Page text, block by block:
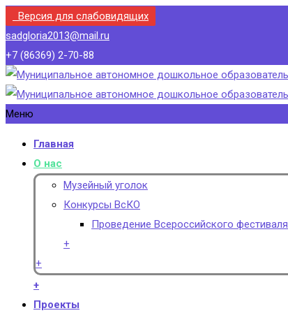
Версия для слабовидящих
sadgloria2013@mail.ru
+7 (86369) 2-70-88
Меню
Главная
О нас
Музейный уголок
Конкурсы ВсКО
Проведение Всероссийского
+
+
+
Проекты